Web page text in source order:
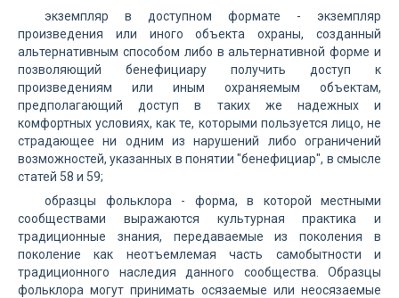
экземпляр в доступном формате - экземпляр
произведения или иного объекта охраны, созданный
альтернативным способом либо в альтернативной форме и
позволяющий бенефициару получить доступ к
произведениям или иным охраняемым объектам,
предполагающий доступ в таких же надежных и
комфортных условиях, как те, которыми пользуется лицо, не
страдающее ни одним из нарушений либо ограничений
возможностей, указанных в понятии "бенефициар", в смысле
статей 58 и 59;
образцы фольклора - форма, в которой местными
сообществами выражаются культурная практика и
традиционные знания, передаваемые из поколения в
поколение как неотъемлемая часть самобытности и
традиционного наследия данного сообщества. Образцы
фольклора могут принимать осязаемые или неосязаемые